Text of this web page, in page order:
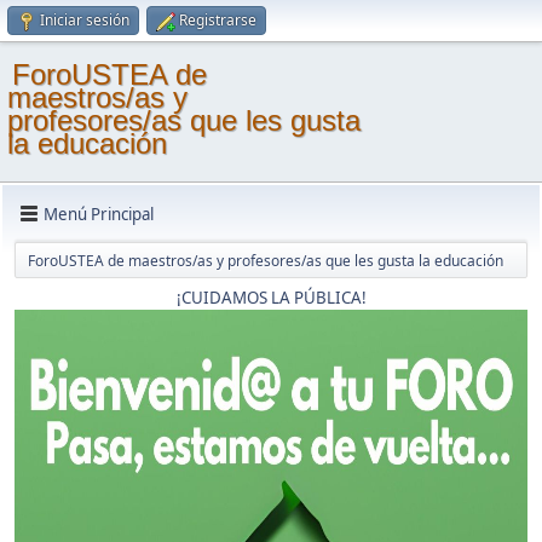
Iniciar sesión Registrarse
ForoUSTEA de
maestros/as y
profesores/as que les gusta
la educación
Menú Principal
ForoUSTEA de maestros/as y profesores/as que les gusta la educación
¡CUIDAMOS LA PÚBLICA!